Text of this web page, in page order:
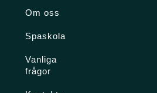
Om oss
Spaskola
Vanliga
frågor